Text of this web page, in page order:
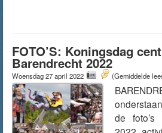
FOTO’S: Koningsdag
Barendrecht 2022
Woensdag 27 april 2022 (Gemiddelde
de foto’s